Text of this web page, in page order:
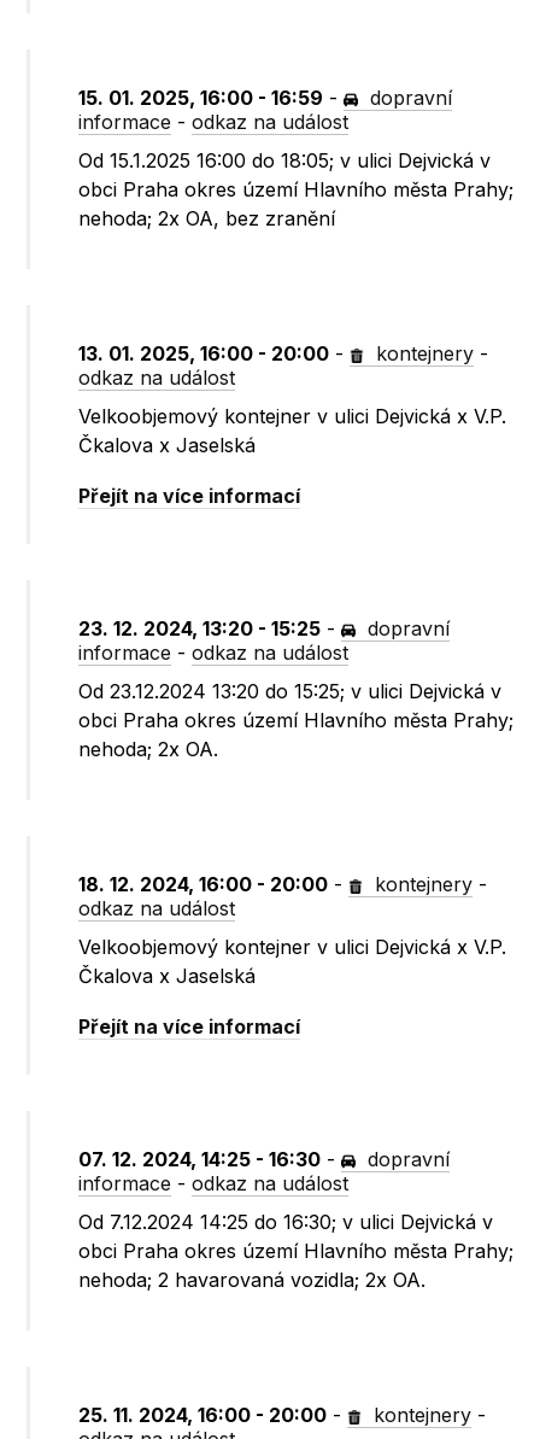
15. 01. 2025, 16:00 - 16:59 -
dopravní
informace -odkaz na událost
Od 15.1.2025 16:00 do 18:05; v ulici Dejvická v
obci Praha okres území Hlavního města Prahy;
nehoda; 2x OA, bez zranění
13. 01. 2025, 16:00 - 20:00 - kontejnery -
odkaz na událost
Velkoobjemový kontejner v ulici Dejvická x V.P.
Čkalova x Jaselská
Přejít na více informací
23. 12. 2024, 13:20 - 15:25 -
dopravní
informace -odkaz na událost
Od 23.12.2024 13:20 do 15:25; v ulici Dejvická v
obci Praha okres území Hlavního města Prahy;
nehoda; 2x OA.
18. 12. 2024, 16:00 - 20:00 - kontejnery -
odkaz na událost
Velkoobjemový kontejner v ulici Dejvická x V.P.
Čkalova x Jaselská
Přejít na více informací
07. 12. 2024, 14:25 - 16:30 -
dopravní
informace -odkaz na událost
Od 7.12.2024 14:25 do 16:30; v ulici Dejvická v
obci Praha okres území Hlavního města Prahy;
nehoda; 2 havarovaná vozidla; 2x OA.
25. 11. 2024, 16:00 - 20:00 - kontejnery -